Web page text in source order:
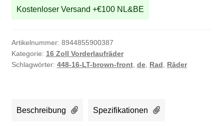
Kunststoff
braun
Menge
Kostenloser Versand +€100 NL&BE
Artikelnummer: 8944855900387
Kategorie: 16 Zoll Vorderlaufräder
Schlagwörter: 448-16-LT-brown-front, de, Rad Räder
Beschreibung Spezifikationen